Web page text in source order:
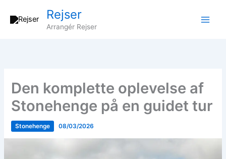
Rejser
Arrangér Rejser
Den komplette oplevelse af
Stonehenge på en guidet tur
Stonehenge 08/03/2026